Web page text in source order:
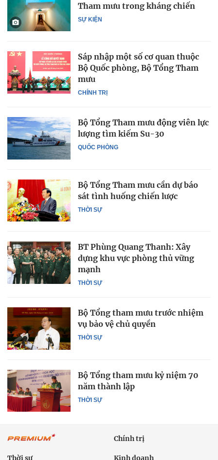
SỰ KIỆN
Tham mưu trong kháng chiến
CHÍNH TRỊ
Sáp nhập một số cơ quan thuộc
Bộ Quốc phòng, Bộ Tổng Tham
mưu
QUỐC PHÒNG
Bộ Tổng Tham mưu động viên lực
lượng tìm kiếm Su-30
THỜI SỰ
Bộ Tổng Tham mưu cần dự báo
sát tình huống chiến lược
THỜI SỰ
BT Phùng Quang Thanh: Xây
dựng khu vực phòng thủ vững
mạnh
THỜI SỰ
Bộ Tổng tham mưu trước nhiệm
vụ bảo vệ chủ quyền
THỜI SỰ
Bộ Tổng tham mưu kỷ niệm 70
năm thành lập
Chính trị
Thời sự Kinh doanh